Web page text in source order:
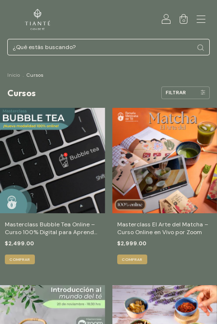
0
Inicio . Cursos
Cursos FILTRAR
Masterclass Bubble Tea Online –
Curso 100% Digital para Aprender
a Preparar Bubble Tea
$2,499.00
Masterclass El Arte del Matcha –
Curso Online en Vivo por Zoom
$2,999.00